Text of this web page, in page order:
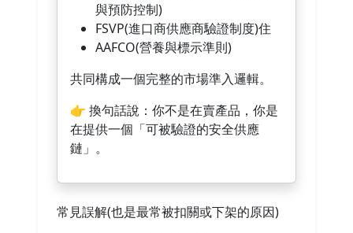
與預防控制)
FSVP(進口商供應商驗證制度)住
AAFCO(營養與標示準則)
共同構成一個完整的市場準入邏輯。
👉 換句話說：你不是在賣產品，你是
在提供一個「可被驗證的安全供應
鏈」。
常見誤解(也是最常被扣關或下架的原因)